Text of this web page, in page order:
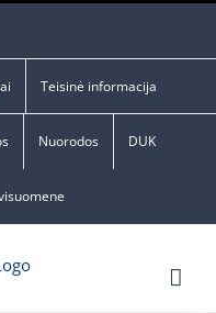
Teisinė informacija
Nuorodos DUK